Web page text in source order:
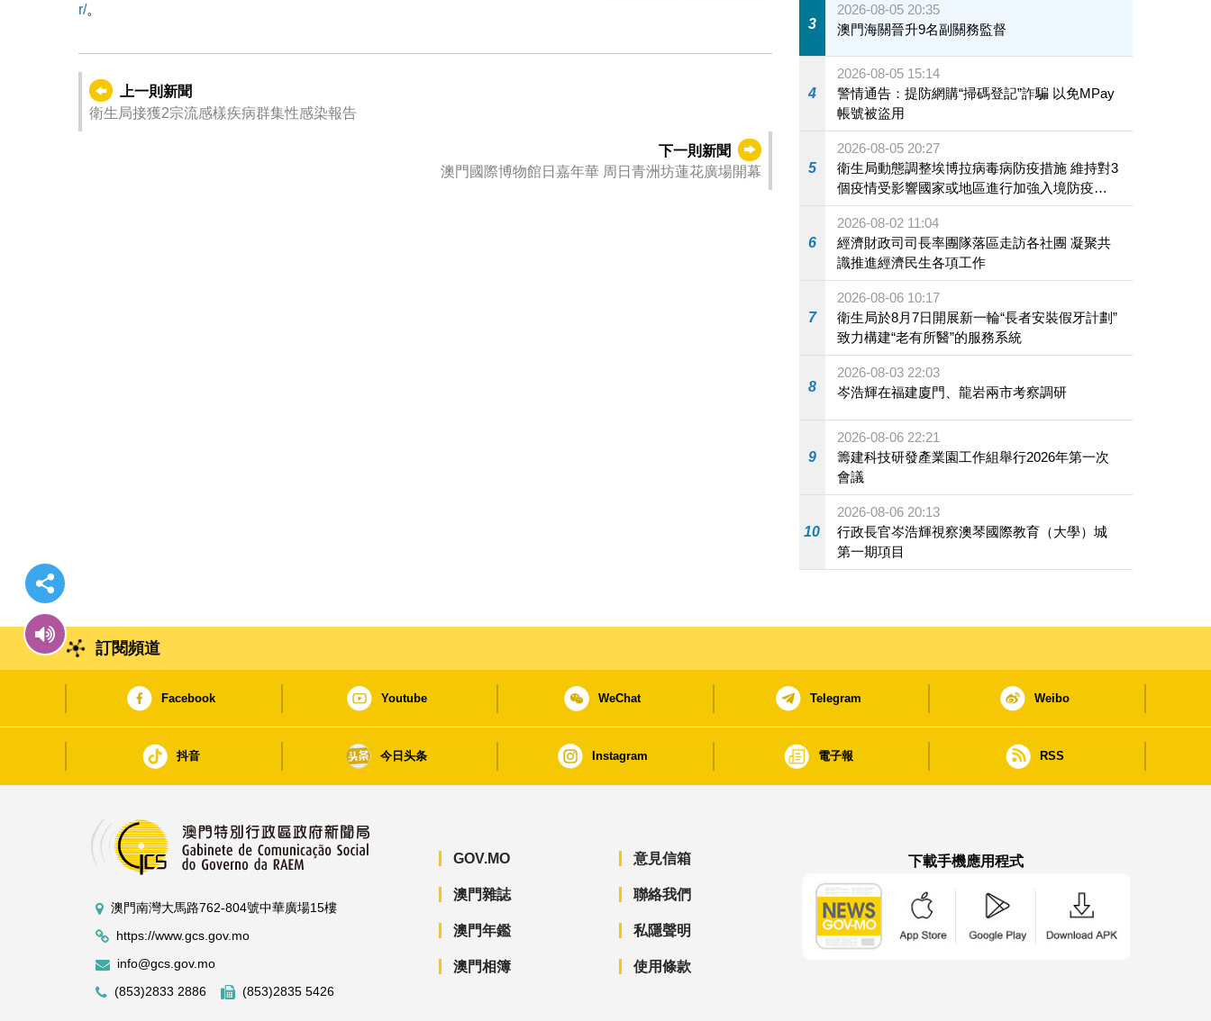
r/。
上一則新聞
衛生局接獲2宗流感樣疾病群集性感染報告
下一則新聞
澳門國際博物館日嘉年華 周日青洲坊蓮花廣場開幕
3
2026-08-05 20:35
澳門海關晉升9名副關務監督
4
2026-08-05 15:14
警情通告：提防網購“掃碼登記”詐騙 以免MPay
帳號被盜用
5
2026-08-05 20:27
衛生局動態調整埃博拉病毒病防疫措施 維持對3
個疫情受影響國家或地區進行加強入境防疫措
施
6
2026-08-02 11:04
經濟財政司司長率團隊落區走訪各社團 凝聚共
識推進經濟民生各項工作
7
2026-08-06 10:17
衛生局於8月7日開展新一輪“長者安裝假牙計劃”
致力構建“老有所醫”的服務系統
8
2026-08-03 22:03
岑浩輝在福建廈門、龍岩兩市考察調研
9
2026-08-06 22:21
籌建科技研發產業園工作組舉行2026年第一次
會議
10
2026-08-06 20:13
行政長官岑浩輝視察澳琴國際教育（大學）城
第一期項目
訂閱頻道
Facebook Youtube WeChat Telegram Weibo
抖音 今日头条 Instagram 電子報 RSS
澳門南灣大馬路762-804號中華廣場15樓
https://www.gcs.gov.mo
info@gcs.gov.mo
(853)2833 2886
(853)2835 5426
GOV.MO
澳門雜誌
澳門年鑑
澳門相簿
意見信箱
聯絡我們
私隱聲明
使用條款
下載手機應用程式